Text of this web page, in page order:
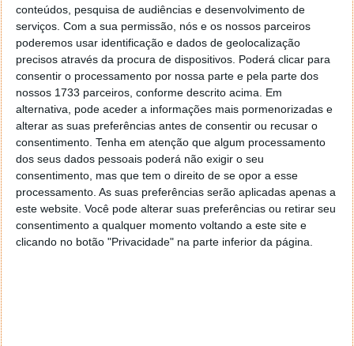
conteúdos, pesquisa de audiências e desenvolvimento de
serviços. Com a sua permissão, nós e os nossos parceiros
poderemos usar identificação e dados de geolocalização
precisos através da procura de dispositivos. Poderá clicar para
consentir o processamento por nossa parte e pela parte dos
nossos 1733 parceiros, conforme descrito acima. Em
alternativa, pode aceder a informações mais pormenorizadas e
alterar as suas preferências antes de consentir ou recusar o
consentimento. Tenha em atenção que algum processamento
dos seus dados pessoais poderá não exigir o seu
consentimento, mas que tem o direito de se opor a esse
processamento. As suas preferências serão aplicadas apenas a
este website. Você pode alterar suas preferências ou retirar seu
consentimento a qualquer momento voltando a este site e
clicando no botão "Privacidade" na parte inferior da página.
20 FEV 2020·TRUQUES & DICAS 2 COMENTÁRIOS
O Menu Iniciar tem mudado muito ao longo dos anos
e estabilizou no Windows 10. A Microsoft tentou
mudar completamente este componente no
Windows 8, mas rapidamente percebeu o erro que
estava a cometer.
Este elemento é certamente essencial e muitos
querem mantê-lo estático, protegido e sem qualquer
alteração. Isso é possível de fazer, graças a uma
simples alteração no Windows 10, que vai assim
proteger de forma completa o Menu Iniciar.